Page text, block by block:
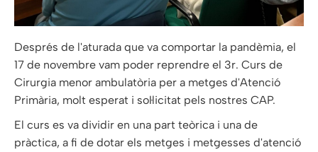
Després de l'aturada que va comportar la pandèmia, el
17 de novembre vam poder reprendre el 3r. Curs de
Cirurgia menor ambulatòria per a metges d'Atenció
Primària, molt esperat i sol·licitat pels nostres CAP.
El curs es va dividir en una part teòrica i una de
pràctica, a fi de dotar els metges i metgesses d'atenció